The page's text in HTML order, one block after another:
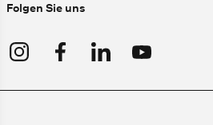
Folgen Sie uns